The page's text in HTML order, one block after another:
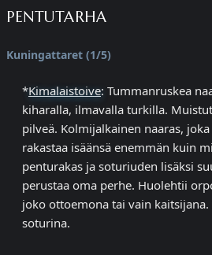
PENTUTARHA
Kuningattaret (1/5)
*Kimalaistoive: Tummanruskea
kiharalla, ilmavalla turkilla.
pilveä. Kolmijalkainen naaras,
rakastaa isäänsä enemmän kuin
penturakas ja soturiuden lisäksi
perustaa oma perhe. Huolehtii
joko ottoemona tai vain
soturina.